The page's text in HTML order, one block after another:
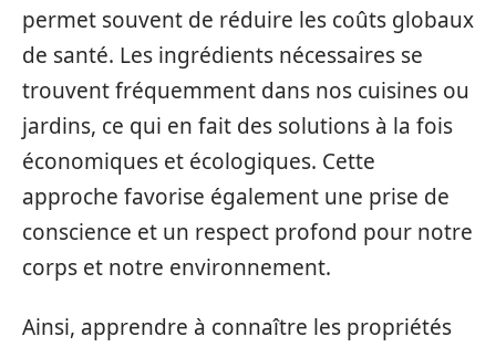
permet souvent de réduire les coûts globaux
de santé. Les ingrédients nécessaires se
trouvent fréquemment dans nos cuisines ou
jardins, ce qui en fait des solutions à la fois
économiques et écologiques. Cette
approche favorise également une prise de
conscience et un respect profond pour notre
corps et notre environnement.
Ainsi, apprendre à connaître les propriétés